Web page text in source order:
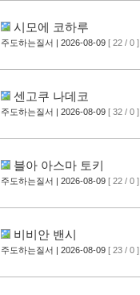
시모에 코하루
주도하는질서 | 2026-08-09 [ 22 / 0 ]
센고쿠 나데코
주도하는질서 | 2026-08-09 [ 32 / 0 ]
블아 아스마 토키
주도하는질서 | 2026-08-09 [ 22 / 0 ]
비비안 밴시
주도하는질서 | 2026-08-09 [ 23 / 0 ]